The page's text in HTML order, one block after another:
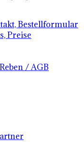
Bestellformular
Preise
/ AGB